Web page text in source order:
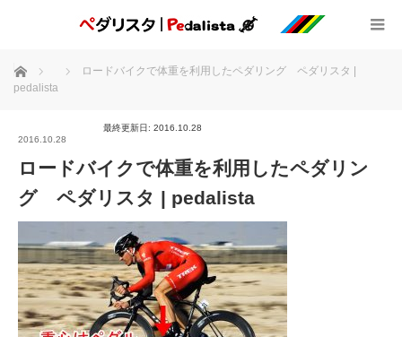
ホーム
ロードバイクで体重を利用したペダリング ペダリスタ |
pedalista
2016.10.28
最終更新日: 2016.10.28
ロードバイクで体重を利用したペダリン
グ ペダリスタ | pedalista